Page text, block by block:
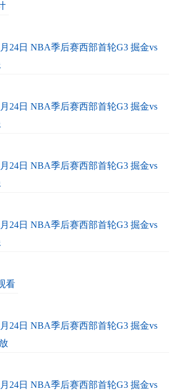
24日 NBA季后赛西部首轮G3 掘金vs
24日 NBA季后赛西部首轮G3 掘金vs
24日 NBA季后赛西部首轮G3 掘金vs
24日 NBA季后赛西部首轮G3 掘金vs
看
24日 NBA季后赛西部首轮G3 掘金vs
24日 NBA季后赛西部首轮G3 掘金vs